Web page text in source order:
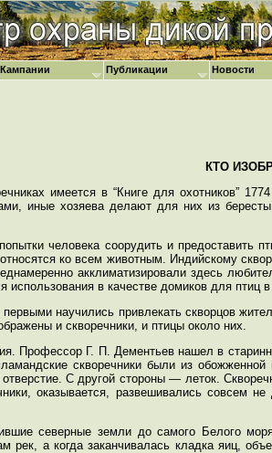
КТО
имеется в “Книге для охотников”
иные хозяева делают для них из
человека соорудить и предоставить
ко всем животным. Индийскому
акклиматизировали здесь
использования в качестве домиков для птиц
научились привлекать скворцов
и скворечники, и птицы около них.
Профессор Г. П. Дементьев нашел в
скворечники были из
С другой стороны — леток.
оказывается, развешивались совсем
северные земли до самого Белого
рек, а когда заканчивалась кладка яиц,
Кампании Публикации Новости